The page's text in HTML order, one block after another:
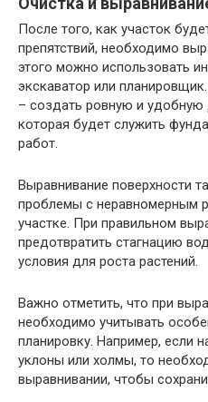
После того, как участок
препятствий, необходимо
этого можно использовать
экскаватор или
– создать ровную и удобную
которая будет служить
работ.
Выравнивание поверхности
проблемы с неравномерным
участке. При правильном
предотвратить стагнацию
условия для роста растений.
Важно отметить, что при
необходимо учитывать
планировку. Например, если
уклоны или холмы, то
выравнивании, чтобы